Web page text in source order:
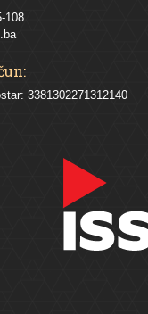
108
3381302271312140